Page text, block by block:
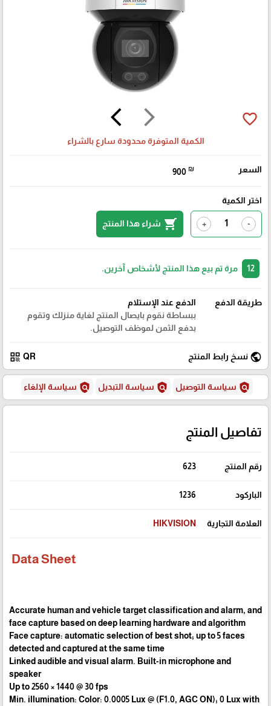
arrow_forward_ios
arrow_back_ios favorite_border
الكمية المتوفرة محدودة سارع بالشراء
السعر 900 ₪
اختر الكمية
-
+
shopping_cart شراء هذا المنتج
مرة تم بيع هذا المنتج لأشخاص آخرين.
طريقة الدفع
الدفع عند الإستلام
ببساطة نقوم بايصال المنتج لغاية منزلك وتقوم
بدفع الثمن لموظف التوصيل.
public نسخ رابط المنتج QR
qr_code
policy سياسة التوصيل policy سياسة التبديل policy سياسة الإلغاء
تفاصيل المنتج
رقم المنتج 623
الباركود 1236
العلامة التجارية HIKVISION
Data Sheet
Accurate human and vehicle target classification and alarm, and
face capture based on deep learning hardware and algorithm
Face capture: automatic selection of best shot; up to 5 faces
detected and captured at the same time
Linked audible and visual alarm. Built-in microphone and
speaker
Up to 2560 × 1440 @ 30 fps
Min. illumination: Color: 0.0005 Lux @ (F1.0, AGC ON); 0 Lux with